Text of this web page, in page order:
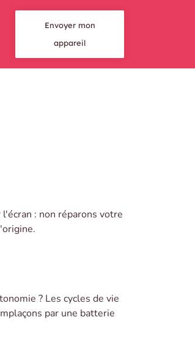
Envoyer mon
appareil
: non réparons votre
? Les cycles de vie
par une batterie